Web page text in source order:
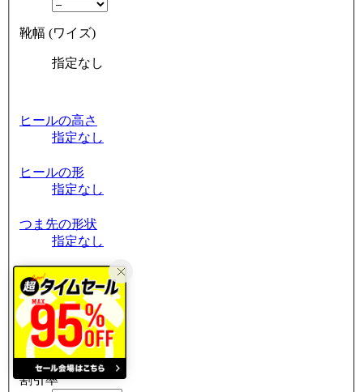
靴幅 (ワイズ)
指定なし
ヒールの高さ
指定なし
ヒールの形
指定なし
つま先の形状
指定なし
筒周り
指定なし
素材
指定なし
割引率